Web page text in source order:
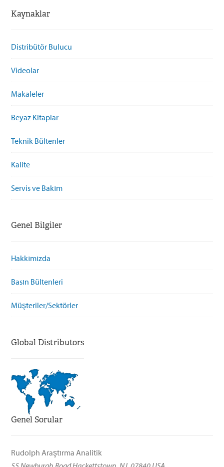
Kaynaklar
Distribütör Bulucu
Videolar
Makaleler
Beyaz Kitaplar
Teknik Bültenler
Kalite
Servis ve Bakım
Genel Bilgiler
Hakkımızda
Basın Bültenleri
Müşteriler/Sektörler
Global Distributors
Genel Sorular
Rudolph Araştırma Analitik